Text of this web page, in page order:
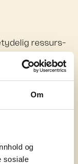
Om
og
sosiale
ressurs-
fysiske
og liv.
positive